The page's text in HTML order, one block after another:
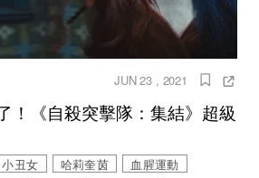
JUN 23 , 2021
！《自殺突擊隊：集結》超級
小丑女 哈莉奎茵
血腥運動